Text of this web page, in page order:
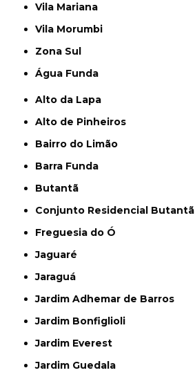
Vila Mariana
Vila Morumbi
Zona Sul
Água Funda
Alto da Lapa
Alto de Pinheiros
Bairro do Limão
Barra Funda
Butantã
Conjunto Residencial Butantã
Freguesia do Ó
Jaguaré
Jaraguá
Jardim Adhemar de Barros
Jardim Bonfiglioli
Jardim Everest
Jardim Guedala